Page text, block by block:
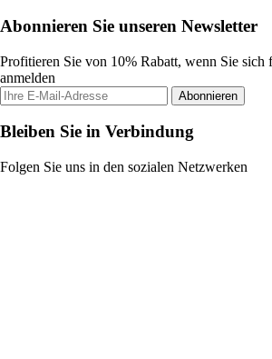
Abonnieren Sie unseren Newsletter
Profitieren Sie von 10% Rabatt, wenn Sie sich
anmelden
Abonnieren
Bleiben Sie in Verbindung
Folgen Sie uns in den sozialen Netzwerken